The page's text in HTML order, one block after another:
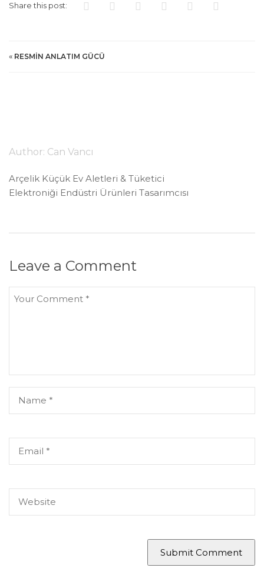
Share this post:
« RESMIN ANLATIM GÜCÜ
Author: Can Vancı
Arçelik Küçük Ev Aletleri & Tüketici
Elektroniği Endüstri Ürünleri Tasarımcısı
Leave a Comment